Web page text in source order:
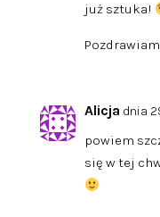
już sztuka!
Pozdrawiam
Alicja dnia
powiem
się w tej